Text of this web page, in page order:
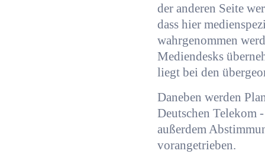
der anderen Seite
dass hier
wahrgenommen
Mediendesks
liegt bei den
Daneben werden
Deutschen Telekom
außerdem
vorangetrieben.